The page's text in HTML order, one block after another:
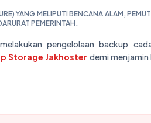
YANG MELIPUTI BENCANA ALAM,
PEMERINTAH.
pengelolaan backup
Storage Jakhoster demi